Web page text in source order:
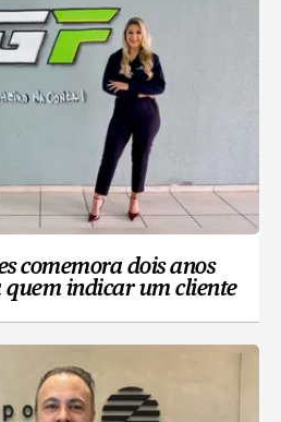
comemora dois anos
quem indicar um cliente